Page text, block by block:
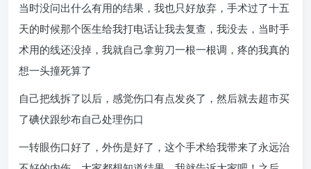
当时没问出什么有用的结果，我也只好放弃，手术过了十五
天的时候那个医生给我打电话让我去复查，我没去，当时手
术用的线还没掉，我就自己拿剪刀一根一根调，疼的我真的
想一头撞死算了
自己把线拆了以后，感觉伤口有点发炎了，然后就去超市买
了碘伏跟纱布自己处理伤口
一转眼伤口好了，外伤是好了，这个手术给我带来了永远治